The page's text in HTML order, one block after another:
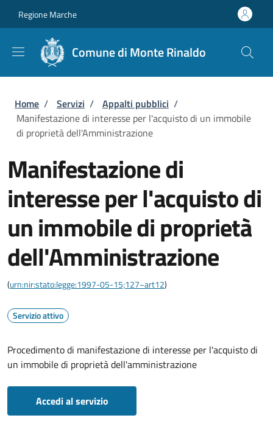
Regione Marche
Comune di Monte Rinaldo
Briciole di pane
Home / Servizi / Appalti pubblici /
Manifestazione di interesse per l'acquisto di un immobile
di proprietà dell'Amministrazione
Manifestazione di
interesse per l'acquisto di
un immobile di proprietà
dell'Amministrazione
(urn:nir:stato:legge:1997-05-15;127~art12)
Servizio attivo
Procedimento di manifestazione di interesse per l'acquisto di
un immobile di proprietà dell'amministrazione
Accedi al servizio